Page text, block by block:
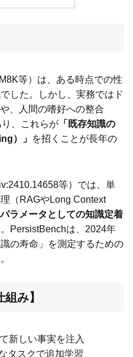
等）は、ある時点での性
した。しかし、実務ではド
、人間の嗜好への整合
り、これらが 「既存知識の
）」 を招くことが長年の
等）では、単
（RAGやLong Context
パラメータとしての知識定着
PersistBenchは、2024年
の寿命」を測定するための
み】
新しい事実を注入
タスクで追加学習